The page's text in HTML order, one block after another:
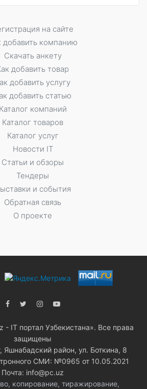
на сайте
добавить компанию
Скачать анкету
добавить товар
добавить услугу
добавить статью
Каталог компаний
Каталог товаров
Каталог услуг
Новости IT
Статьи и обзоры
Тендеры
и события
Обратная связь
О проекте
- IT портал Узбекистана». Все права
защищены
Яшнабадский район, ул. Боткина, 8
СМИ: №0965 от 10.05.2021
Почта: info@pc.uz
копирование, тиражирование,